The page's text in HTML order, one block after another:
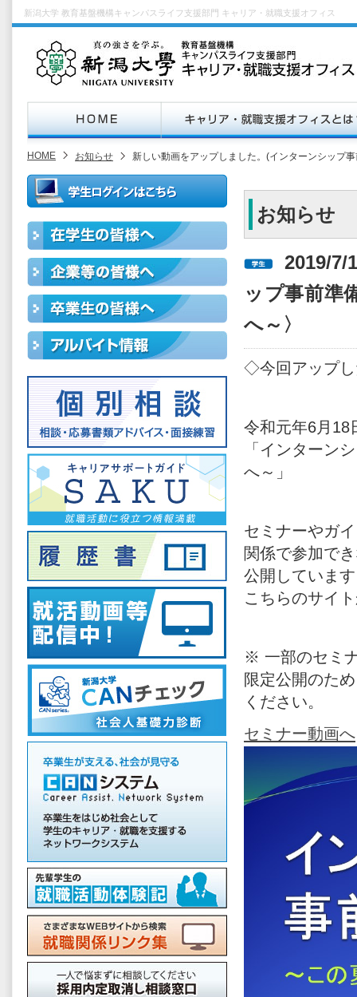
新潟大学 教育基盤機構キャンパスライフ支援部門 キャリア・就職支援オフィス
HOME お知らせ 新しい動画をアップしました。(インターンシップ
お知らせ
2019/7/
ップ事前準
へ～〉
◇今回アップ
令和元年6月18
「インターン
へ～」
セミナーやガ
関係で参加で
公開していま
こちらのサイ
※ 一部のセミ
限定公開のた
ください。
セミナー動画へ